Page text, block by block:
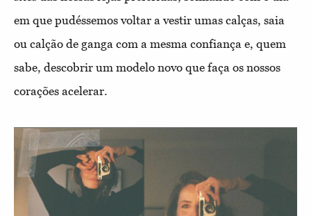
em que pudéssemos voltar a vestir umas calças, saia
ou calção de ganga com a mesma confiança e, quem
sabe, descobrir um modelo novo que faça os nossos
corações acelerar.